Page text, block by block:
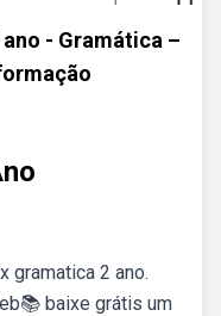
- Gramática –
gramatica 2 ano.
baixe grátis um